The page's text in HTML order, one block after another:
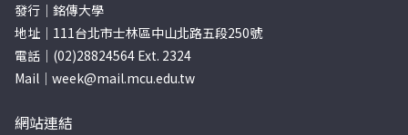
發行｜銘傳大學
地址｜111台北市士林區中山北路五段250號
電話｜(02)28824564 Ext. 2324
Mail｜ week@mail.mcu.edu.tw
網站連結